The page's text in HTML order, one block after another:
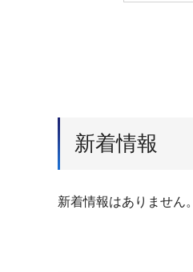
新着情報
新着情報はありません。